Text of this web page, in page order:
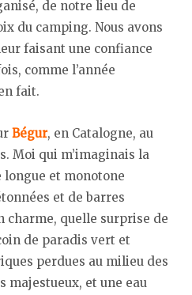
de notre lieu de
du camping. Nous avons
faisant une confiance
comme l’année
fait.
Bégur, en Catalogne, au
Moi qui m’imaginais la
longue et monotone
et de barres
charme, quelle surprise de
de paradis vert et
perdues au milieu des
majestueux, et une eau